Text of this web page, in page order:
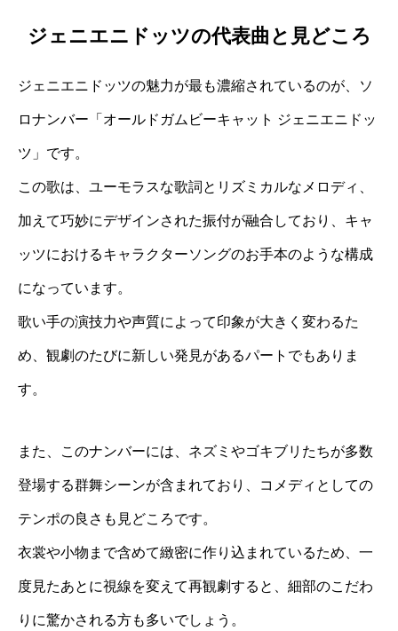
ジェニエニドッツの代表曲と見どころ
ジェニエニドッツの魅力が最も濃縮されているのが、ソ
ロナンバー「オールドガムビーキャット ジェニエニドッ
ツ」です。
この歌は、ユーモラスな歌詞とリズミカルなメロディ、
加えて巧妙にデザインされた振付が融合しており、キャ
ッツにおけるキャラクターソングのお手本のような構成
になっています。
歌い手の演技力や声質によって印象が大きく変わるた
め、観劇のたびに新しい発見があるパートでもありま
す。
また、このナンバーには、ネズミやゴキブリたちが多数
登場する群舞シーンが含まれており、コメディとしての
テンポの良さも見どころです。
衣裳や小物まで含めて緻密に作り込まれているため、一
度見たあとに視線を変えて再観劇すると、細部のこだわ
りに驚かされる方も多いでしょう。